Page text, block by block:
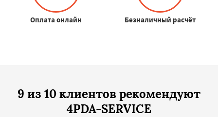
Оплата онлайн Безналичный расчёт
9 из 10 клиентов рекомендуют
4PDA-SERVICE